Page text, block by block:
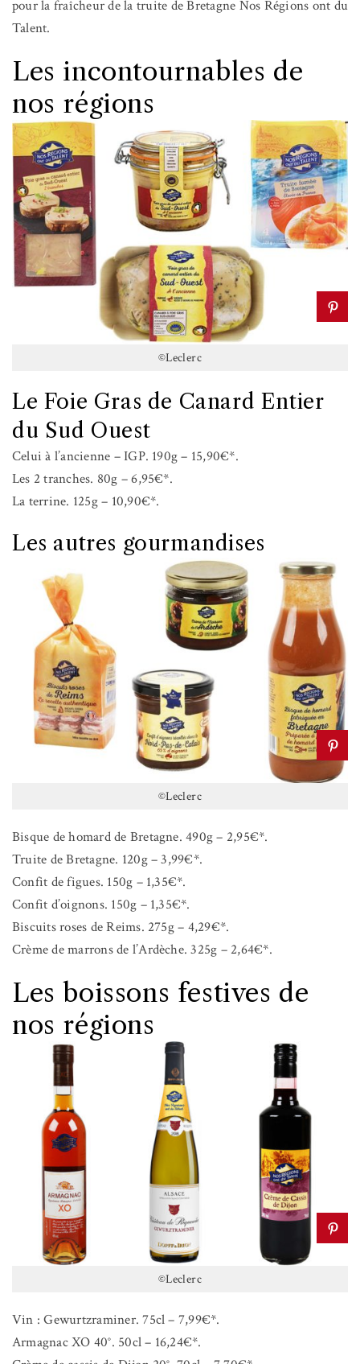
pour la fraîcheur de la truite de Bretagne Nos Régions ont du
Talent.
Les incontournables de
nos régions
©Leclerc
Le Foie Gras de Canard Entier
du Sud Ouest
Celui à l’ancienne – IGP. 190g – 15,90€*.
Les 2 tranches. 80g – 6,95€*.
La terrine. 125g – 10,90€*.
Les autres gourmandises
©Leclerc
Bisque de homard de Bretagne. 490g – 2,95€*.
Truite de Bretagne. 120g – 3,99€*.
Confit de figues. 150g – 1,35€*.
Confit d’oignons. 150g – 1,35€*.
Biscuits roses de Reims. 275g – 4,29€*.
Crème de marrons de l’Ardèche. 325g – 2,64€*.
Les boissons festives de
nos régions
©Leclerc
Vin : Gewurtzraminer. 75cl – 7,99€*.
Armagnac XO 40°. 50cl – 16,24€*.